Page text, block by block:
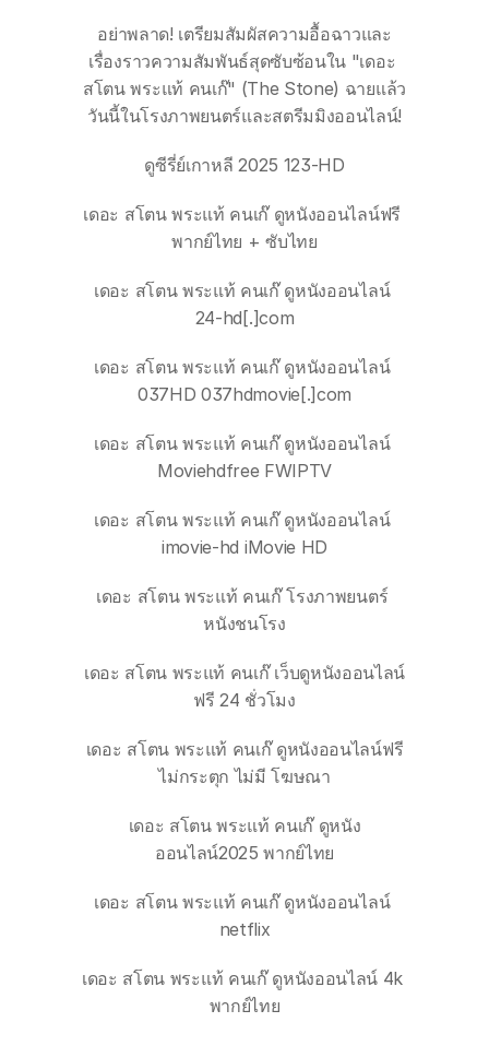
อย่าพลาด! เตรียมสัมผัสความอื้อฉาวและ
เรื่องราวความสัมพันธ์สุดซับซ้อนใน "เดอะ
สโตน พระแท้ คนเก๊" (The Stone) ฉายแล้ว
วันนี้ในโรงภาพยนตร์และสตรีมมิงออนไลน์!
ดูซีรี่ย์เกาหลี 2025 123-HD
เดอะ สโตน พระแท้ คนเก๊ ดูหนังออนไลน์ฟรี
พากย์ไทย + ซับไทย
เดอะ สโตน พระแท้ คนเก๊ ดูหนังออนไลน์
24-hd[.]com
เดอะ สโตน พระแท้ คนเก๊ ดูหนังออนไลน์
037HD 037hdmovie[.]com
เดอะ สโตน พระแท้ คนเก๊ ดูหนังออนไลน์
Moviehdfree FWIPTV
เดอะ สโตน พระแท้ คนเก๊ ดูหนังออนไลน์
imovie-hd iMovie HD
เดอะ สโตน พระแท้ คนเก๊ โรงภาพยนตร์
หนังชนโรง
เดอะ สโตน พระแท้ คนเก๊ เว็บดูหนังออนไลน์
ฟรี 24 ชั่วโมง
เดอะ สโตน พระแท้ คนเก๊ ดูหนังออนไลน์ฟรี
ไม่กระตุก ไม่มี โฆษณา
เดอะ สโตน พระแท้ คนเก๊ ดูหนัง
ออนไลน์2025 พากย์ไทย
เดอะ สโตน พระแท้ คนเก๊ ดูหนังออนไลน์
netflix
เดอะ สโตน พระแท้ คนเก๊ ดูหนังออนไลน์ 4k
พากย์ไทย